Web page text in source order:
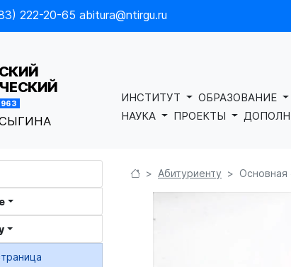
222-20-65 abitura@ntirgu.ru
ИНСТИТУТ ОБРАЗОВАНИЕ
НАУКА
ПРОЕКТЫ
Абитуриенту Основная